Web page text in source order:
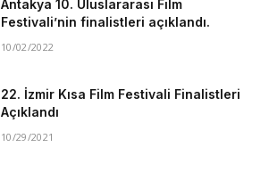
Antakya 10. Uluslararası Film
Festivali’nin finalistleri açıklandı.
10/02/2022
22. İzmir Kısa Film Festivali Finalistleri
Açıklandı
10/29/2021